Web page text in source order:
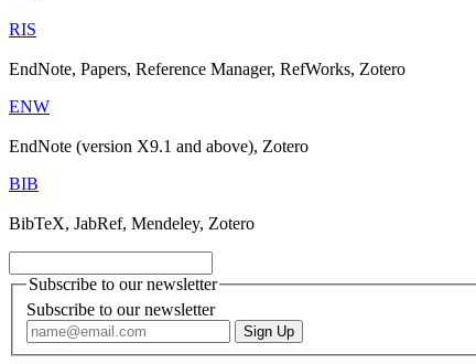
RIS
EndNote, Papers, Reference Manager, RefWorks, Zotero
ENW
EndNote (version X9.1 and above), Zotero
BIB
BibTeX, JabRef, Mendeley, Zotero
Subscribe to our newsletter
Subscribe to our newsletter